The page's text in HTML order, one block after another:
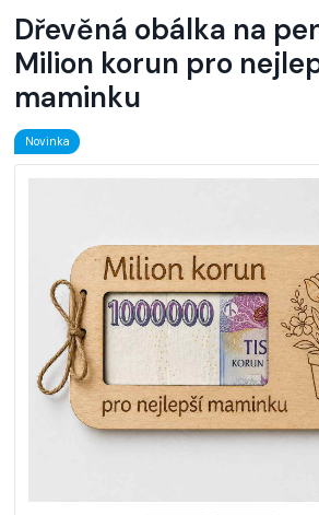
Dřevěná obálka na
Milion korun pro
maminku
Novinka